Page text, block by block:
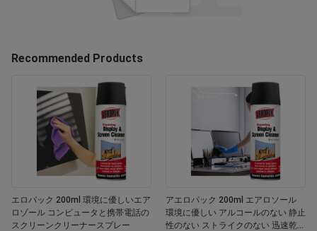
Recommended Products
エロパック 200ml 環境に優しいエア
ロゾール コンピュータと携帯電話の
スクリーンクリーナースプレー
アエロパック 200ml エアロソール
環境に優しい アルコールのない 静止
性のない ストライクのない 迅速乾燥